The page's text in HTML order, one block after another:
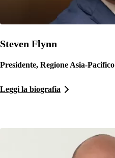
Steven Flynn
Presidente, Regione Asia-Pacifico
Leggi la biografia